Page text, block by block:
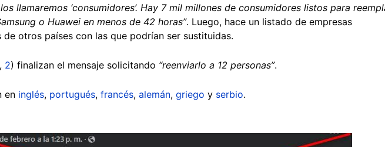
los llamaremos ‘consumidores’. Hay 7 mil millones de consumidores listos para
o Huawei en menos de 42 horas”. Luego, hace un listado de empresas
de otros países con las que podrían ser sustituidas.
, 2) finalizan el mensaje solicitando “reenviarlo a 12 personas”.
en inglés, portugués, francés, alemán, griego y serbio.